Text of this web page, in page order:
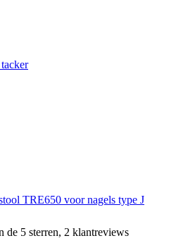
TRE650 voor nagels type J
de 5 sterren, 2 klantreviews